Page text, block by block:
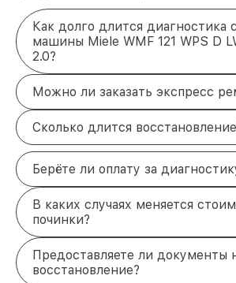
Как долго длится диагностика
машины Miele WMF 121 WPS D
2.0?
Можно ли заказать экспресс
Сколько длится
Берёте ли оплату за
В каких случаях меняется
починки?
Предоставляете ли документы
восстановление?